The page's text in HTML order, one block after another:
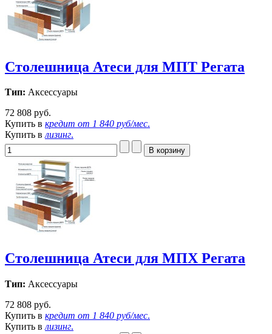
Столешница Атеси для МПТ Регата
Тип: Аксессуары
72 808 руб.
Купить в кредит от 1 840 руб/мес.
Купить влизинг.
Столешница Атеси для МПХ Регата
Тип: Аксессуары
72 808 руб.
Купить в кредит от 1 840 руб/мес.
Купить в лизинг.